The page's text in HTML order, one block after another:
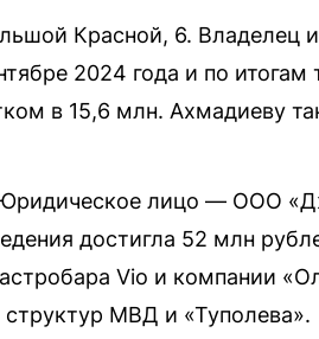
Красной, 6.
2024 года и по итогам
в 15,6 млн. Ахмадиеву
Юридическое лицо — ООО
достигла 52 млн
Vio и компании
структур МВД и «Туполева».